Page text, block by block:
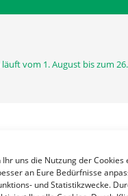
uns die Nutzung der
an Eure Bedürfnisse
und Statistikzwecke.
vom 1. August bis zum
43.
August